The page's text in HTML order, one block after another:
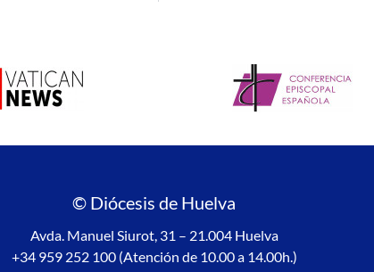
© Diócesis de Huelva
Avda. Manuel Siurot, 31 – 21.004 Huelva
+34 959 252 100 (Atención de 10.00 a 14.00h.)